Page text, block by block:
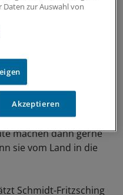
„Das
die immer größer
vor allem im
in Halle, Dr. Sybille
in einem solchen
ihrer Ärzte an
machen dann gerne
sie vom Land in die
Schmidt-Fritzsching
zur Auswahl von
Akzeptieren